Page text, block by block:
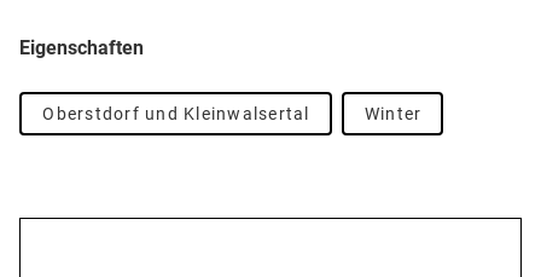
Eigenschaften
Oberstdorf und Kleinwalsertal Winter